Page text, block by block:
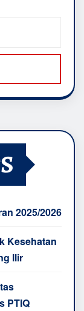
2025/2026
Kesehatan
Ilir
PTIQ